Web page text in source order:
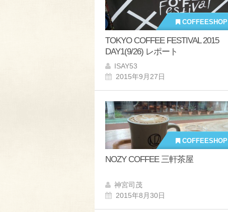
COFFEESHOP
TOKYO COFFEE FESTIVAL 2015
DAY1(9/26) レポート
ISAY53
2015年9月27日
COFFEESHOP
NOZY COFFEE 三軒茶屋
神宮司茂
2015年8月30日